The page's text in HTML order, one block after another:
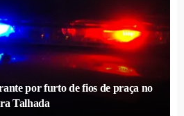
por furto de fios de praça no
Talhada